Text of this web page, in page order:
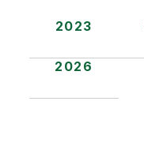
2023
2026